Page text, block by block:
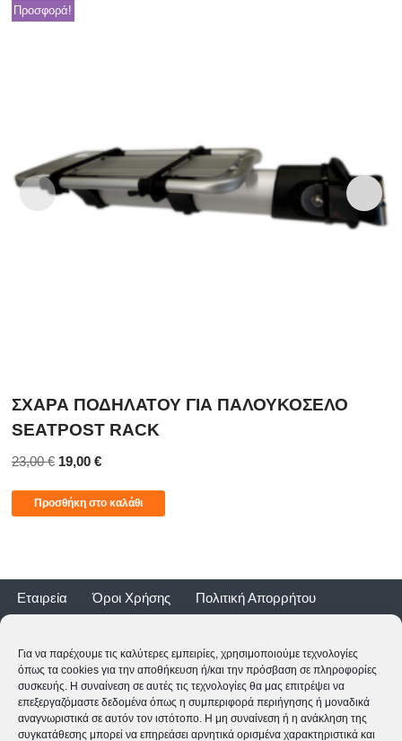
Για να παρέχουμε τις καλύτερες εμπειρίες, χρησιμοποιούμε τεχνολογίες
όπως τα cookies για την αποθήκευση ή/και την πρόσβαση σε πληροφορίες
συσκευής. Η συναίνεση σε αυτές τις τεχνολογίες θα μας επιτρέψει να
επεξεργαζόμαστε δεδομένα όπως η συμπεριφορά περιήγησης ή μοναδικά
αναγνωριστικά σε αυτόν τον ιστότοπο. Η μη συναίνεση ή η ανάκληση της
συγκατάθεσης μπορεί να επηρεάσει αρνητικά ορισμένα χαρακτηριστικά και
Προσφορά!
ΣΧΑΡΑ ΠΟΔΗΛΑΤΟΥ ΓΙΑ ΠΑΛΟΥΚΟΣΕΛΟ
SEATPOST RACK
23,00€ 19,00 €
Προσθήκη στο καλάθι
Εταιρεία Όροι Χρήσης
Πολιτική Απορρήτου